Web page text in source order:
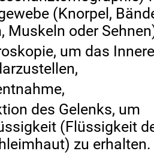
(Knorpel,
Muskeln oder
um das
des Gelenks, um
(Flüssigkeit
zu erhalten.